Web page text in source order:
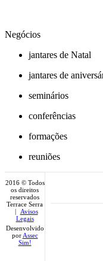
Negócios
jantares de Natal
jantares de
seminários
conferências
formações
reuniões
2016 © Todos
os direitos
reservados
Terrace Serra
Avisos
Legais
Desenvolvido
por Assec
Sim!